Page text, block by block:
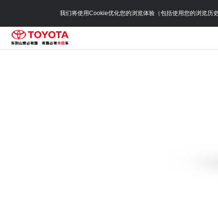
我们将使用Cookie优化您的浏览体验（包括使用您的浏览历